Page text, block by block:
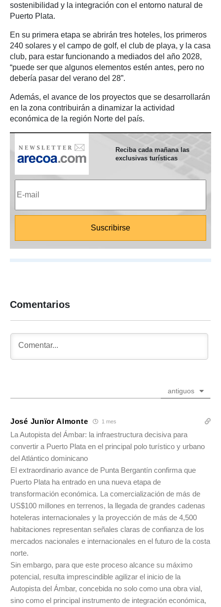
sostenibilidad y la integración con el entorno natural de
Puerto Plata.
En su primera etapa se abrirán tres hoteles, los primeros
240 solares y el campo de golf, el club de playa, y la casa
club, para estar funcionando a mediados del año 2028,
“puede ser que algunos elementos estén antes, pero no
debería pasar del verano del 28”.
Además, el avance de los proyectos que se desarrollarán
en la zona contribuirán a dinamizar la actividad
económica de la región Norte del país.
Reciba cada mañana las
exclusivas turísticas
Comentarios
antiguos
José Junïor Almonte 1 mes
La Autopista del Ámbar: la infraestructura decisiva para
convertir a Puerto Plata en el principal polo turístico y urbano
del Atlántico dominicano
El extraordinario avance de Punta Bergantín confirma que
Puerto Plata ha entrado en una nueva etapa de
transformación económica. La comercialización de más de
US$100 millones en terrenos, la llegada de grandes cadenas
hoteleras internacionales y la proyección de más de 4,500
habitaciones representan señales claras de confianza de los
mercados nacionales e internacionales en el futuro de la costa
norte.
Sin embargo, para que este proceso alcance su máximo
potencial, resulta imprescindible agilizar el inicio de la
Autopista del Ámbar, concebida no solo como una obra vial,
sino como el principal instrumento de integración económica,